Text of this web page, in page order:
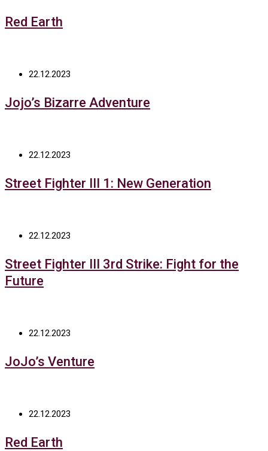
Red Earth
22.12.2023
Jojo’s Bizarre Adventure
22.12.2023
Street Fighter III 1: New Generation
22.12.2023
Street Fighter III 3rd Strike: Fight for the
Future
22.12.2023
JoJo’s Venture
22.12.2023
Red Earth